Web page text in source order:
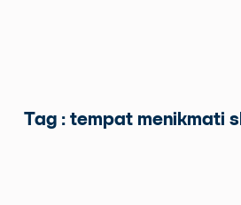
Tag : tempat menikmati